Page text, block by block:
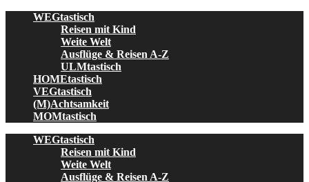
WEGtastisch
Reisen mit Kind
Weite Welt
Ausflüge & Reisen A-Z
ULMtastisch
HOMEtastisch
VEGtastisch
(M)Achtsamkeit
MOMtastisch
WEGtastisch
Reisen mit Kind
Weite Welt
Ausflüge & Reisen A-Z